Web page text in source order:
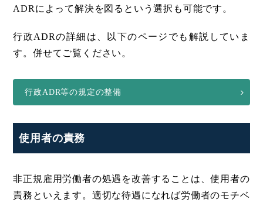
ADRによって解決を図るという選択も可能です。
行政ADRの詳細は、以下のページでも解説していま
す。併せてご覧ください。
行政ADR等の規定の整備
使用者の責務
非正規雇用労働者の処遇を改善することは、使用者の
責務といえます。適切な待遇になれば労働者のモチベ